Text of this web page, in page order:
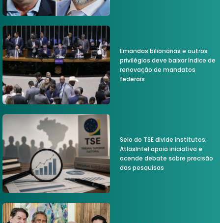
Emandas bilionárias e outros
privilégios deve baixar índice de
renovação de mandatos
federais
Selo do TSE divide institutos;
AtlasIntel apoia iniciativa e
acende debate sobre precisão
das pesquisas